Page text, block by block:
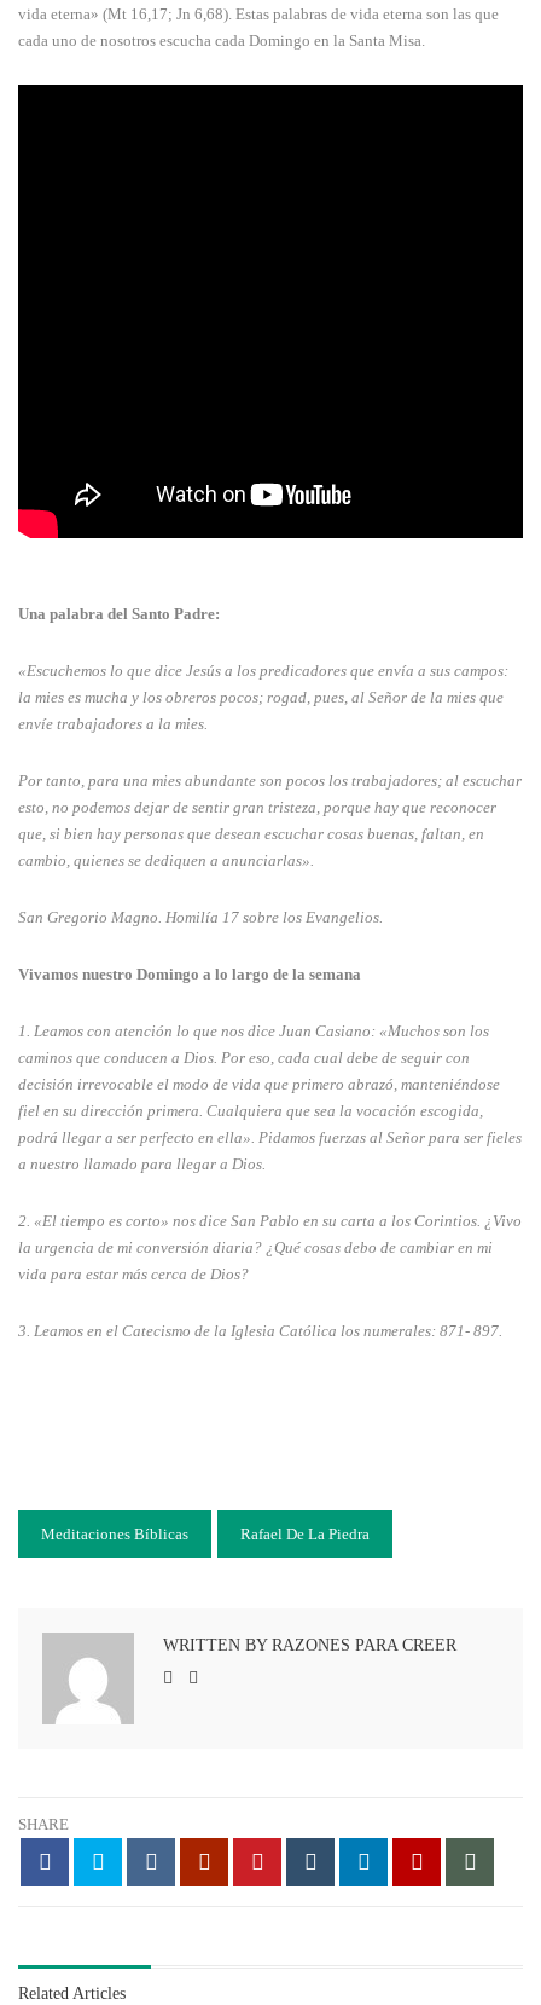
vida eterna» (Mt 16,17; Jn 6,68). Estas palabras de vida eterna son las que
cada uno de nosotros escucha cada Domingo en la Santa Misa.
Una palabra del Santo Padre:
«Escuchemos lo que dice Jesús a los predicadores que envía a sus campos:
la mies es mucha y los obreros pocos; rogad, pues, al Señor de la mies que
envíe trabajadores a la mies.
Por tanto, para una mies abundante son pocos los trabajadores; al escuchar
esto, no podemos dejar de sentir gran tristeza, porque hay que reconocer
que, si bien hay personas que desean escuchar cosas buenas, faltan, en
cambio, quienes se dediquen a anunciarlas».
San Gregorio Magno. Homilía 17 sobre los Evangelios.
Vivamos nuestro Domingo a lo largo de la semana
1. Leamos con atención lo que nos dice Juan Casiano: «Muchos son los
caminos que conducen a Dios. Por eso, cada cual debe de seguir con
decisión irrevocable el modo de vida que primero abrazó, manteniéndose
fiel en su dirección primera. Cualquiera que sea la vocación escogida,
podrá llegar a ser perfecto en ella». Pidamos fuerzas al Señor para ser fieles
a nuestro llamado para llegar a Dios.
2. «El tiempo es corto» nos dice San Pablo en su carta a los Corintios. ¿Vivo
la urgencia de mi conversión diaria? ¿Qué cosas debo de cambiar en mi
vida para estar más cerca de Dios?
3. Leamos en el Catecismo de la Iglesia Católica los numerales: 871- 897.
Meditaciones Bíblicas Rafael De La Piedra
WRITTEN BY RAZONES PARA CREER
SHARE
Related Articles